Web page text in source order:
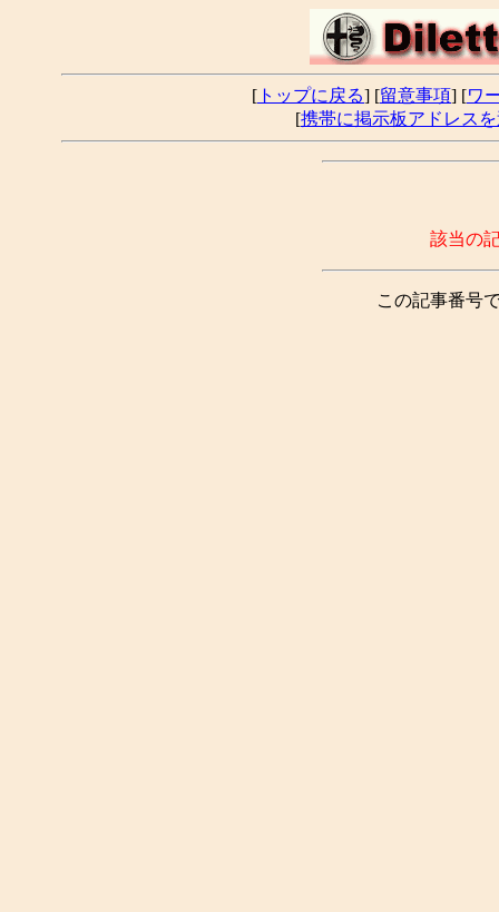
[ トップに戻る] [留意事項] [ワ
[携帯に掲示板アドレス
該当の
この記事番号